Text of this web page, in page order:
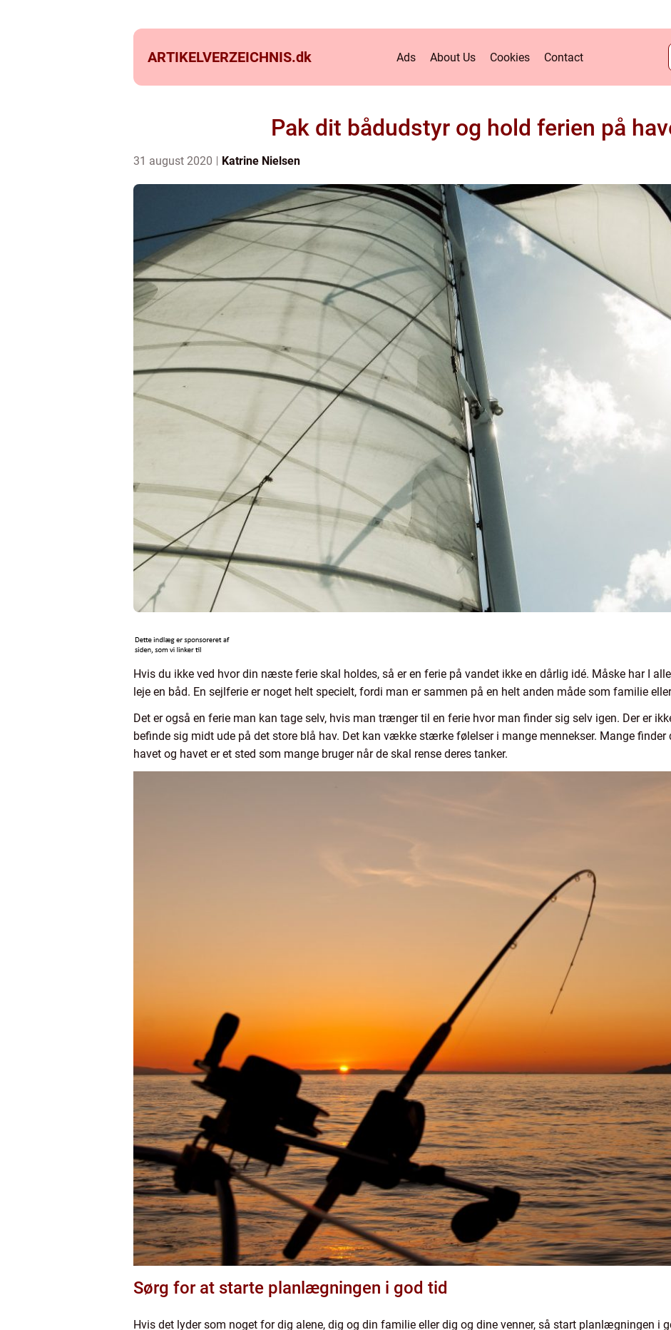
ARTIKELVERZEICHNIS.dk Ads About Us Cookies Contact
Pak dit bådudstyr og hold ferien på
31 august 2020 Katrine Nielsen
Hvis du ikke ved hvor din næste ferie skal holdes, så er en ferie på vandet ikke en dårlig idé. Måske har I
leje en båd. En sejlferie er noget helt specielt, fordi man er sammen på en helt anden måde som familie
Det er også en ferie man kan tage selv, hvis man trænger til en ferie hvor man finder sig selv igen. Der er
befinde sig midt ude på det store blå hav. Det kan vække stærke følelser i mange mennekser. Mange finder
havet og havet er et sted som mange bruger når de skal rense deres tanker.
Sørg for at starte planlægningen i god tid
Hvis det lyder som noget for dig alene, dig og din familie eller dig og dine venner, så start planlægningen i